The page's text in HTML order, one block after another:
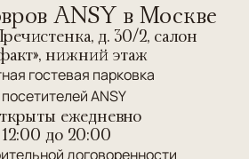
ANSY в Москве
д. 30/2, салон
нижний этаж
гостевая парковка
ANSY
ежедневно
до 20:00
договоренности